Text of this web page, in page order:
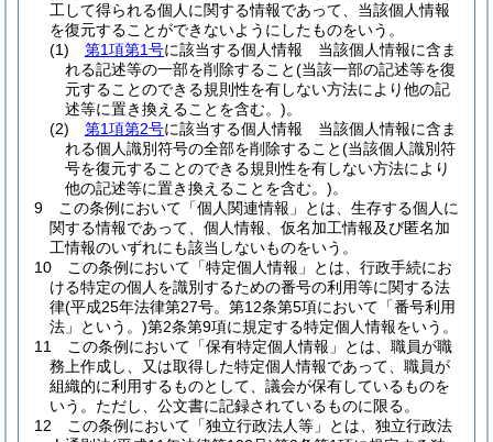
工して得られる個人に関する情報であって、当該個人情報
を復元することができないようにしたものをいう。
(1)
第1項第1号に該当する個人情報 当該個人情報に含ま
れる記述等の一部を削除すること(当該一部の記述等を復
元することのできる規則性を有しない方法により他の記
述等に置き換えることを含む。)。
(2)
第1項第2号に該当する個人情報 当該個人情報に含ま
れる個人識別符号の全部を削除すること(当該個人識別符
号を復元することのできる規則性を有しない方法により
他の記述等に置き換えることを含む。)。
9
この条例において「個人関連情報」とは、生存する個人に
関する情報であって、個人情報、仮名加工情報及び匿名加
工情報のいずれにも該当しないものをいう。
10
この条例において「特定個人情報」とは、行政手続にお
ける特定の個人を識別するための番号の利用等に関する法
律(平成25年法律第27号。第12条第5項において「番号利用
法」という。)第2条第9項に規定する特定個人情報をいう。
11
この条例において「保有特定個人情報」とは、職員が職
務上作成し、又は取得した特定個人情報であって、職員が
組織的に利用するものとして、議会が保有しているものを
いう。 ただし、公文書に記録されているものに限る。
12
この条例において「独立行政法人等」とは、独立行政法